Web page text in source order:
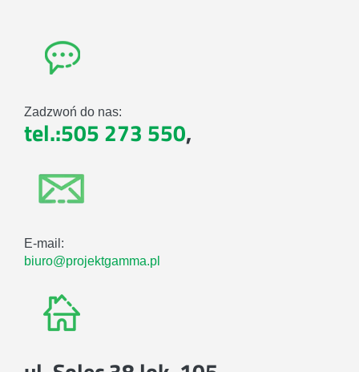
Zadzwoń do nas:
tel.:505 273 550,
E-mail:
biuro@projektgamma.pl